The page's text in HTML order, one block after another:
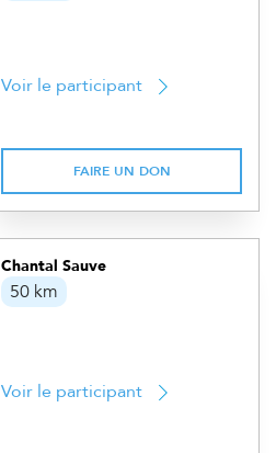
Voir le participant
FAIRE UN DON
Chantal Sauve
50 km
Voir le participant